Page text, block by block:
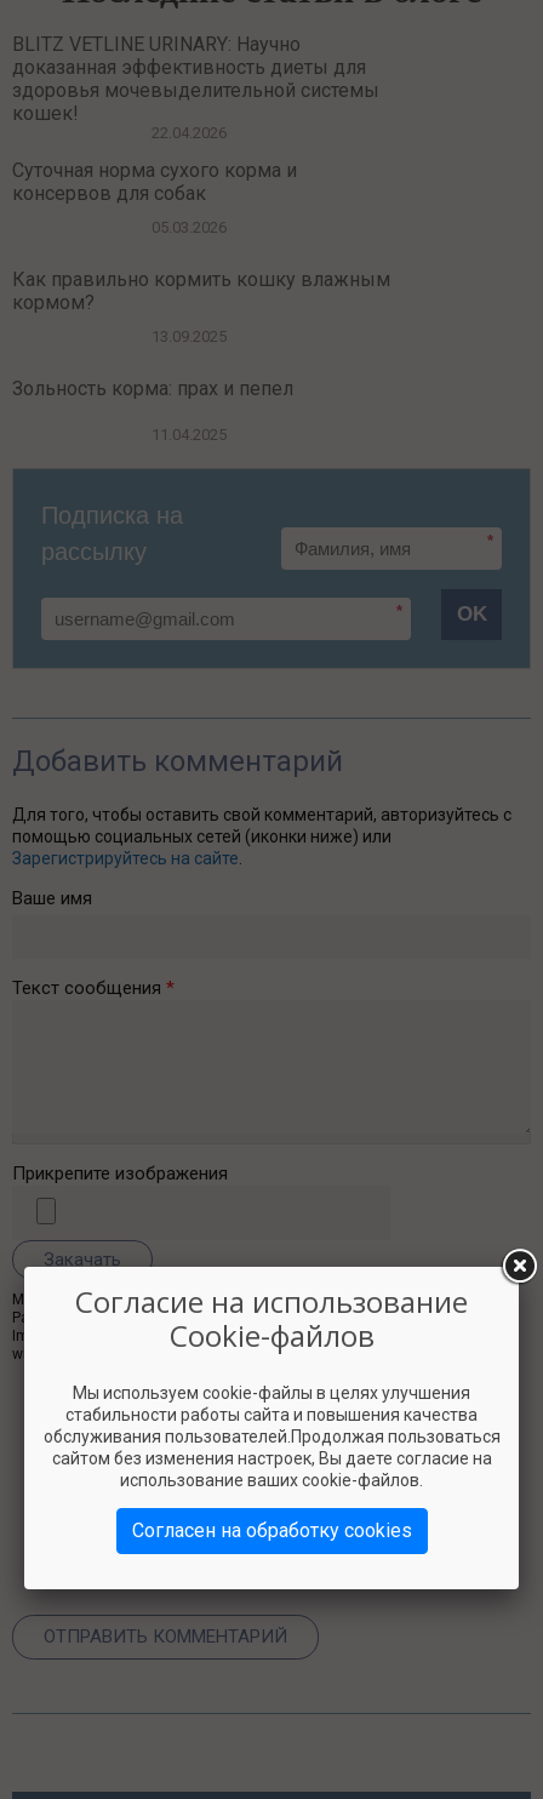
BLITZ VETLINE URINARY: Научно
доказанная эффективность диеты для
здоровья мочевыделительной системы
кошек!
22.04.2026
Суточная норма сухого корма и
консервов для собак
05.03.2026
Как правильно кормить кошку влажным
кормом?
13.09.2025
Зольность корма: прах и пепел
11.04.2025
Подписка на
рассылку
*
* OK
Добавить комментарий
Для того, чтобы оставить свой комментарий, авторизуйтесь с
помощью социальных сетей (иконки ниже) или
Зарегистрируйтесь на сайте
Ваше имя
Текст сообщения *
Прикрепите изображения
Максимальный размер файла: 8 МБ.
Разрешённые типы файлов:
png gif jpg jpeg.
Images must be at least 100x100pixels. Images larger than
will be resized.
CAPTCHA
Этот вопрос задается для того, чтобы выяснить, являетесь
ли Вы человеком или представляете из себя
автоматическую спам-рассылку.
Согласие на использование
Cookie-файлов
Мы используем cookie-файлы в целях улучшения
стабильности работы сайта и повышения качества
обслуживания пользователей.Продолжая пользоваться
сайтом без изменения настроек, Вы даете согласие на
использование ваших cookie-файлов.
Согласен на обработку cookies